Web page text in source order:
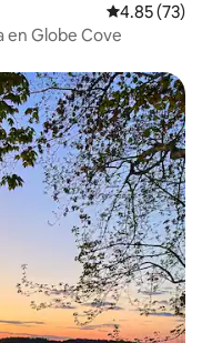
Calificación
4.85 (73)
en Globe Cove